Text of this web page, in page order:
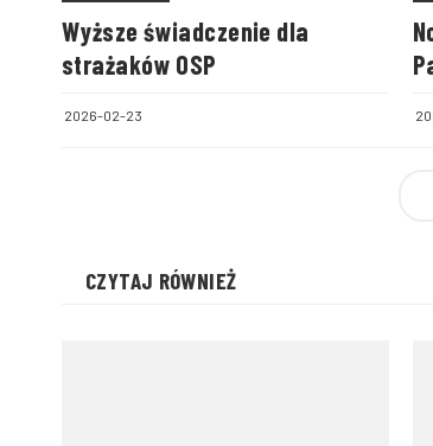
Wyższe świadczenie dla
strażaków OSP
2026-02-23
CZYTAJ RÓWNIEŻ